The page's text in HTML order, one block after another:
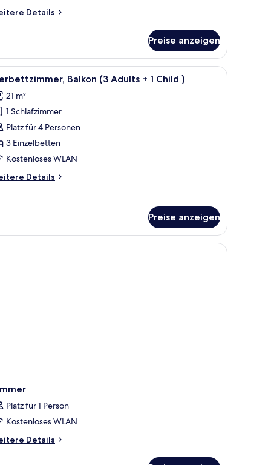
Details
Preise anzeigen
Holztisch, einem Stuhl und einer Tür zu einem anderen Raum.
Ein Balkon mit zwei weißen Plastikstühlen,
6 Balkon (3 Adults + 1 Child )
21 m²
1 Schlafzimmer
Platz für 4 Personen
3 Einzelbetten
Kostenloses WLAN
Details
Preise anzeigen
Platz für 1 Person
Kostenloses WLAN
Details